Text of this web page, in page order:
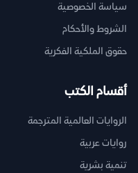
سياسة الخصوصية
الشروط والأحكام
حقوق الملكية الفكرية
أقسام الكتب
الروايات العالمية المترجمة
روايات عربية
تنمية بشرية